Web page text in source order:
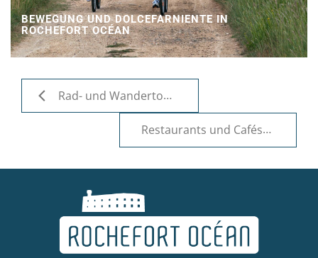
BEWEGUNG UND DOLCEFARNIENTE IN
ROCHEFORT OCÉAN
Rad- und Wandertouren
Restaurants und Cafés